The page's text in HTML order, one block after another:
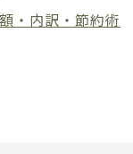
・内訳・節約術